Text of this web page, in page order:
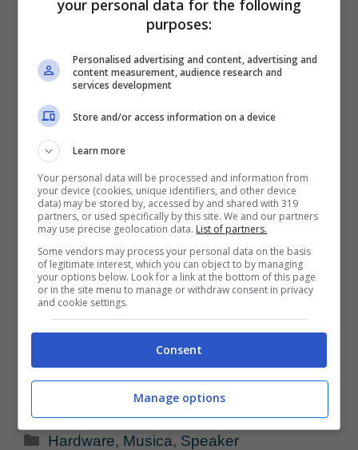
Categorie
Hardware, Musica, Speaker
your personal data for the following
purposes:
Personalised advertising and content, advertising and
content measurement, audience research and
services development
Store and/or access information on a device
Learn more
Your personal data will be processed and information from
your device (cookies, unique identifiers, and other device
data) may be stored by, accessed by and shared with 319
partners, or used specifically by this site. We and our partners
may use precise geolocation data. List of partners.
Some vendors may process your personal data on the basis
of legitimate interest, which you can object to by managing
your options below. Look for a link at the bottom of this page
or in the site menu to manage or withdraw consent in privacy
and cookie settings.
Consent
Manage options